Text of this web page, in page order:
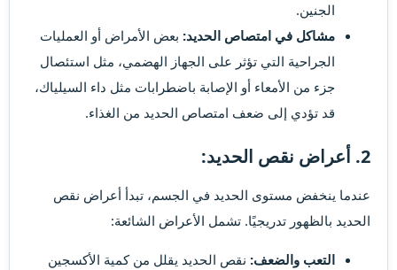
الجنين.
مشاكل في امتصاص الحديد: بعض الأمراض أو العمليات
الجراحية التي تؤثر على الجهاز الهضمي، مثل استئصال
جزء من الأمعاء أو الإصابة باضطرابات مثل داء السيلياك،
قد تؤدي إلى ضعف امتصاص الحديد من الغذاء.
2. أعراض نقص الحديد:
عندما ينخفض مستوى الحديد في الجسم، تبدأ أعراض نقص
الحديد بالظهور تدريجيًا. تشمل الأعراض الشائعة:
التعب والضعف: نقص الحديد يقلل من كمية الأكسجين